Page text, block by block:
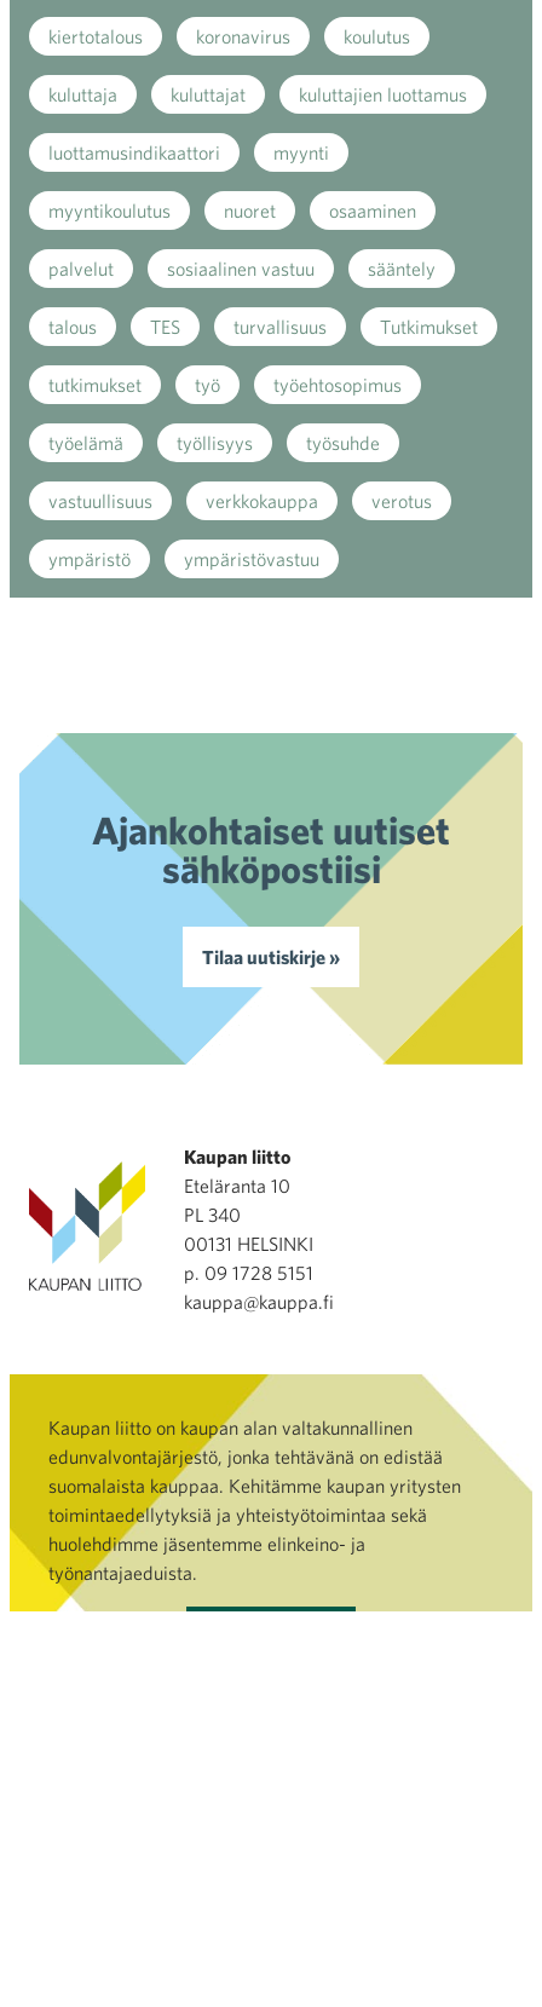
kiertotalous koronavirus koulutus
kuluttaja kuluttajat kuluttajien luottamus
luottamusindikaattori myynti
myyntikoulutus nuoret osaaminen
palvelut sosiaalinen vastuu sääntely
talous TES turvallisuus Tutkimukset
tutkimukset työ työehtosopimus
työelämä työllisyys työsuhde
vastuullisuus verkkokauppa verotus
ympäristö ympäristövastuu
Ajankohtaiset uutiset
sähköpostiisi
Tilaa uutiskirje »
Kaupan liitto
Eteläranta 10
PL 340
00131 HELSINKI
p. 09 1728 5151
kauppa@kauppa.fi
Kaupan liitto on kaupan alan valtakunnallinen
edunvalvontajärjestö, jonka tehtävänä on edistää
suomalaista kauppaa. Kehitämme kaupan yritysten
toimintaedellytyksiä ja yhteistyötoimintaa sekä
huolehdimme jäsentemme elinkeino- ja
työnantajaeduista.